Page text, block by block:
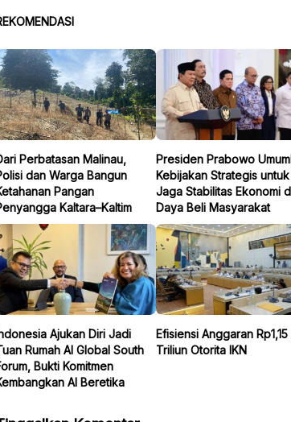
Perbatasan Malinau,
dan Warga Bangun
Pangan
Kaltara–Kaltim
Presiden Prabowo
Kebijakan Strategis untuk
Jaga Stabilitas Ekonomi
Daya Beli Masyarakat
Ajukan Diri Jadi
Rumah AI Global South
Bukti Komitmen
AI Beretika
Efisiensi Anggaran Rp1,15
Triliun Otorita IKN